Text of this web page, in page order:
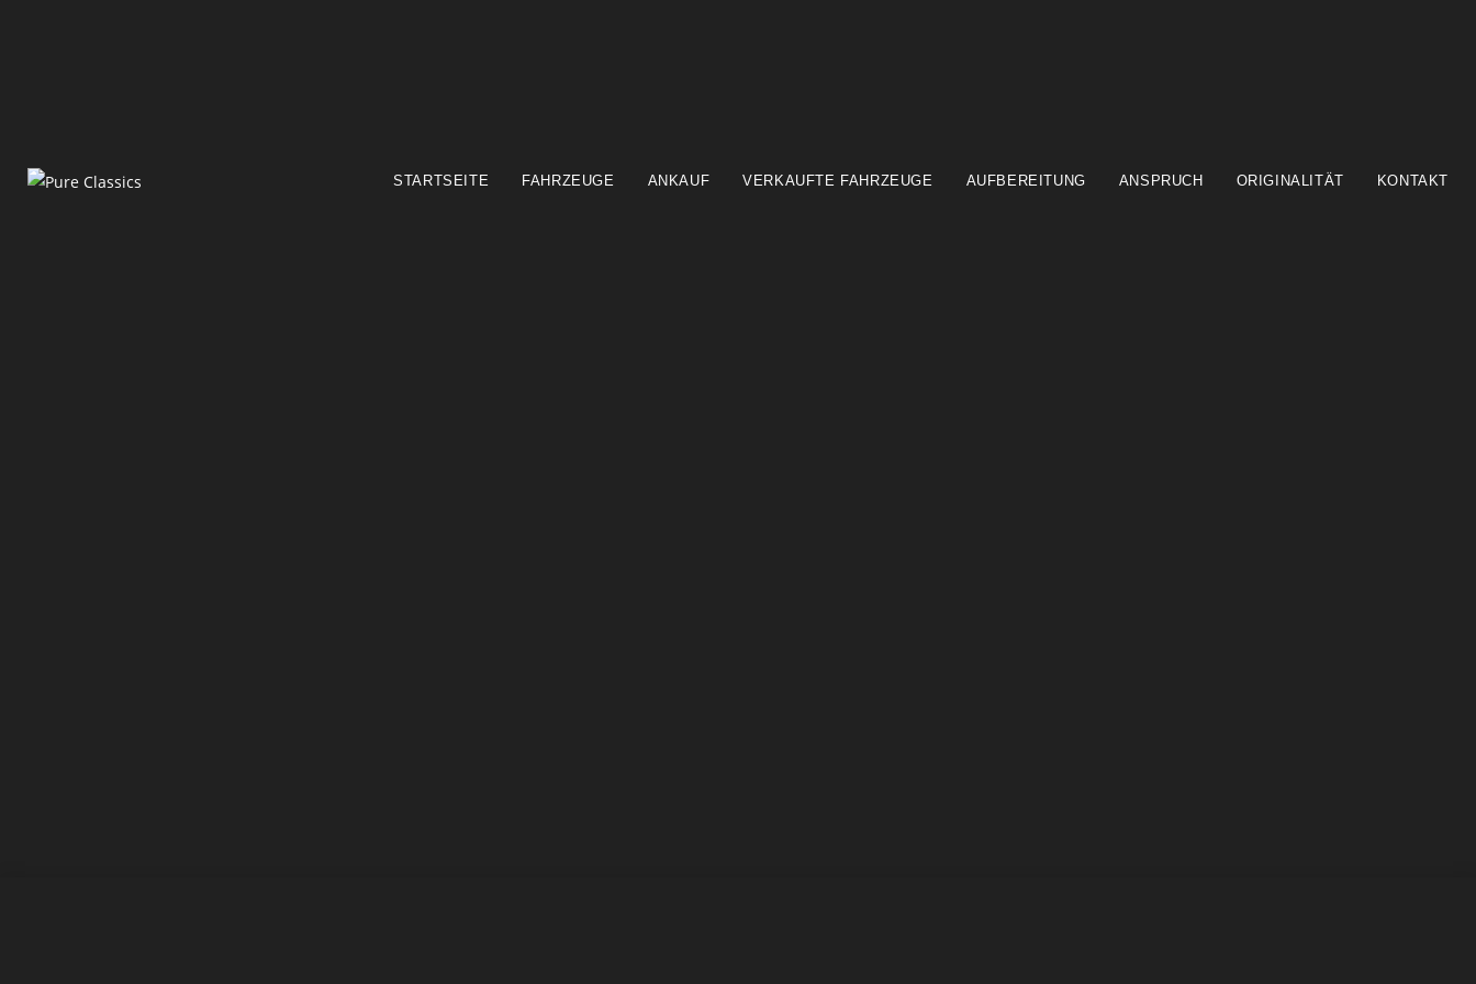
STARTSEITE FAHRZEUGE ANKAUF VERKAUFTE FAHRZEUGE AUFBEREITUNG ANSPRUCH ORIGINALITÄT KONTAKT